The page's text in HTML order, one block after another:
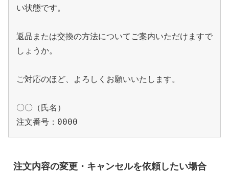
い状態です。
返品または交換の方法についてご案内いただけますで
しょうか。
ご対応のほど、よろしくお願いいたします。
〇〇（氏名）
注文内容の変更・キャンセルを依頼したい場合